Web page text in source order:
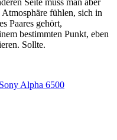
fühlen, sich in
Paares gehört,
bestimmten Punkt, eben
Sollte.
Sony Alpha 6500